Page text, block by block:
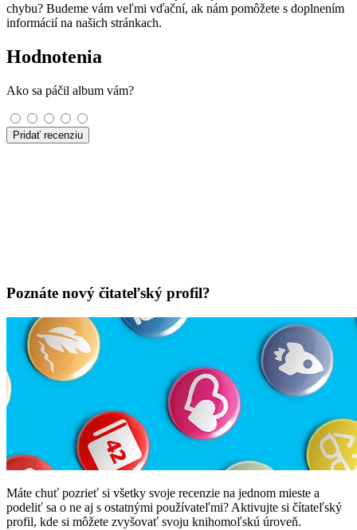
chybu? Budeme vám veľmi vďační, ak nám pomôžete s doplnením
informácií na našich stránkach.
Hodnotenia
Ako sa páčil album vám?
Pridať recenziu
Poznáte nový čitateľský profil?
Máte chuť pozrieť si všetky svoje recenzie na jednom mieste a
podeliť sa o ne aj s ostatnými používateľmi? Aktivujte si čítateľský
profil, kde si môžete zvyšovať svoju knihomoľskú úroveň.